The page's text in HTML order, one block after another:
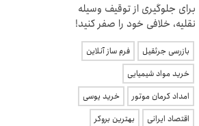
برای جلوگیری از توقیف وسیله
نقلیه، خلافی خود را صفر کنید!
بازرسی جرثقیل
فرم ساز آنلاین
خرید مواد شیمیایی
امداد کرمان موتور
خرید یوسی
اقتصاد ایرانی
بهترین بروکر